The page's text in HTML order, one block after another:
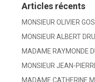
Articles récents
MONSIEUR OLIVIER
MONSIEUR ALBERT
MADAME RAYMONDE
MONSIEUR JEAN-
MADAME CATHERINE